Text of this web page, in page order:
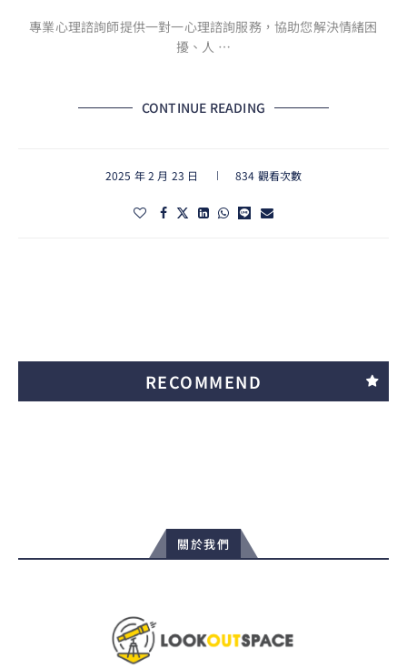
專業心理諮詢師提供一對一心理諮詢服務，協助您解決情緒困
擾、人 …
CONTINUE READING
2025 年 2 月 23 日 834 觀看次數
RECOMMEND
關於我們